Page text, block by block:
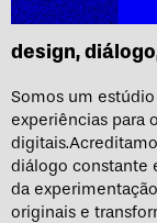
design,
Somos um
experiências para
digitais.
diálogo constante
da
originais e